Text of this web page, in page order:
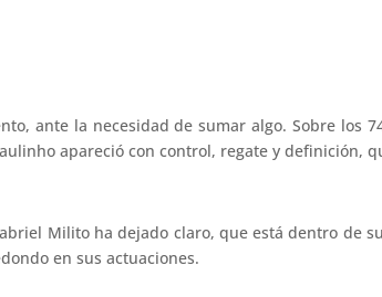
ante la necesidad de sumar algo. Sobre los
apareció con control, regate y definición,
Milito ha dejado claro, que está dentro de
en sus actuaciones.